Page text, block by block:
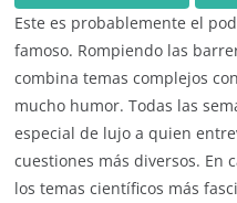
Este es probablemente el
famoso. Rompiendo las
combina temas complejos
mucho humor. Todas las
especial de lujo a quien
cuestiones más diversos. En
los temas científicos más